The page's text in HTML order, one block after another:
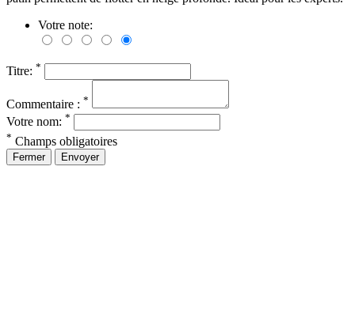
Votre note:
Titre: *
Commentaire : *
Votre nom: *
* Champs obligatoires
Fermer Envoyer